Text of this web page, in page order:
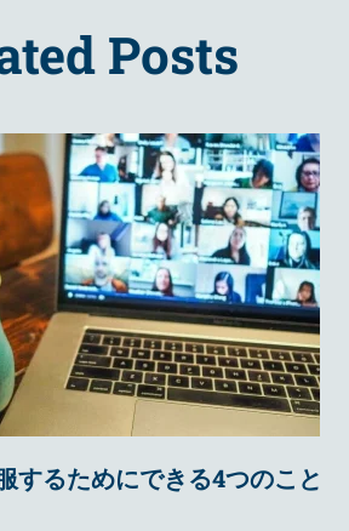
Posts
するためにできる4つのこと